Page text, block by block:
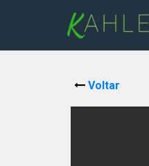
Voltar